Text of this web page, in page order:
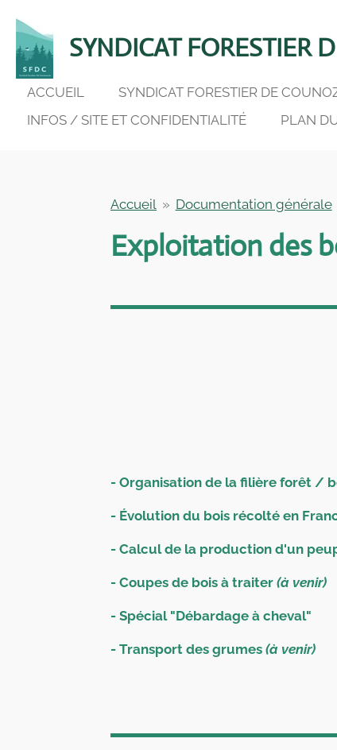
Passer
au
contenu
principal
SYNDICAT FORESTIER
ACCUEIL SYNDICAT FORESTIER DE
INFOS / SITE ET CONFIDENTIALITÉ
PLAN
Accueil » Documentation générale
Exploitation des
- Organisation de la filière forêt /
- Évolution du bois récolté en
- Calcul de la production d'un
- Coupes de bois à traiter (à venir)
- Spécial "Débardage à cheval"
- Transport des grumes (à venir)